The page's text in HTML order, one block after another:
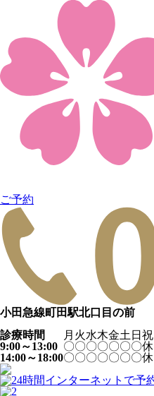
ご予約
小田急線町田駅北口目の前
診療時間
月 火水木金土 日 祝
9:00～13:00 〇〇〇〇〇〇〇休
14:00～18:00〇〇〇〇〇〇〇休